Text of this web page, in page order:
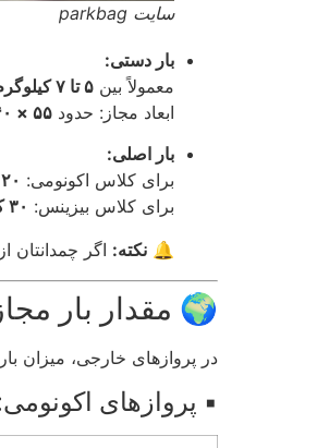
سایت parkbag
بار دستی:
معمولاً بین ۵ تا ۷ کیلوگرم
ابعاد مجاز: حدود ۵۵ × ۴۰ × ۲۰ سانتی‌متر
بار اصلی:
برای کلاس اکونومی: ۲۰ کیلوگرم
برای کلاس بیزینس: ۳۰ کیلوگرم
🔔 نکته: اگر چمدانتان از
🌍 مقدار بار
در پروازهای خارجی، میزان
▪️ پروازهای